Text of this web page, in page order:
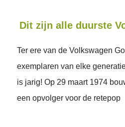
Dit zijn alle duurste
Ter ere van de Volkswagen
exemplaren van elke
is jarig! Op 29 maart 1974
een opvolger voor de retepop